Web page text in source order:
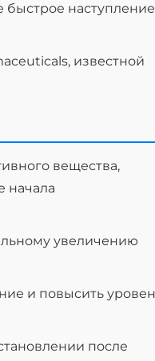
быстрое наступление
известной
вещества,
начала
увеличению
и повысить
после